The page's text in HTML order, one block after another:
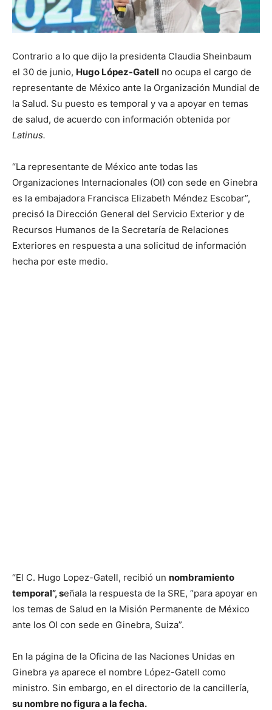
Contrario a lo que dijo la presidenta Claudia Sheinbaum
el 30 de junio, Hugo López-Gatell no ocupa el cargo de
representante de México ante la Organización Mundial de
la Salud. Su puesto es temporal y va a apoyar en temas
de salud, de acuerdo con información obtenida por
Latinus.
“La representante de México ante todas las
Organizaciones Internacionales (OI) con sede en Ginebra
es la embajadora Francisca Elizabeth Méndez Escobar”,
precisó la Dirección General del Servicio Exterior y de
Recursos Humanos de la Secretaría de Relaciones
Exteriores en respuesta a una solicitud de información
hecha por este medio.
“El C. Hugo Lopez-Gatell, recibió un nombramiento
temporal”, señala la respuesta de la SRE, “para apoyar en
los temas de Salud en la Misión Permanente de México
ante los OI con sede en Ginebra, Suiza”.
En la página de la Oficina de las Naciones Unidas en
Ginebra ya aparece el nombre López-Gatell como
ministro. Sin embargo, en el directorio de la cancillería,
su nombre no figura a la fecha.